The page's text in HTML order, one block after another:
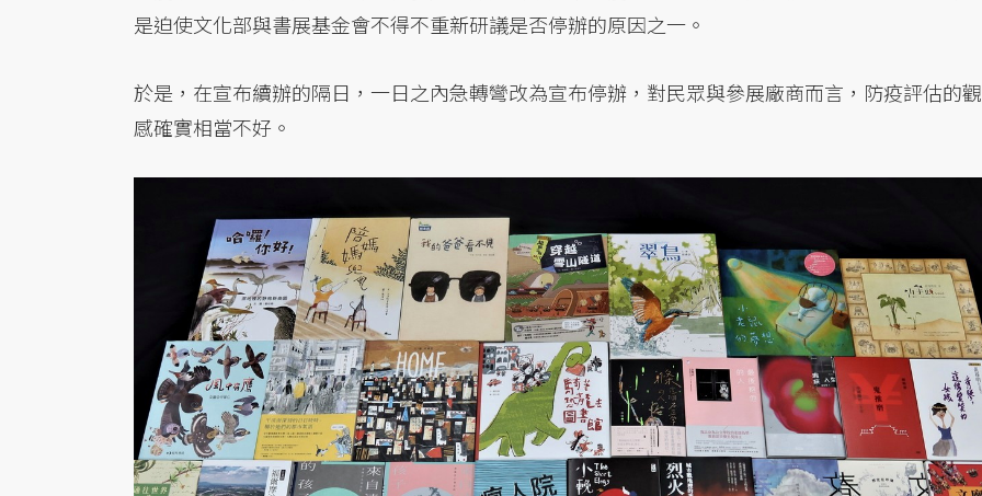
是迫使文化部與書展基金會不得不重新研議是否停辦的原因之一。
於是，在宣布續辦的隔日，一日之內急轉彎改為宣布停辦，對民眾與參展廠商而言，防疫評估的觀
感確實相當不好。